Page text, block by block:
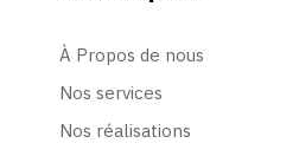
À Propos de nous
Nos services
Nos réalisations